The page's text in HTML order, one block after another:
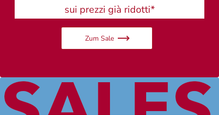
sui prezzi già ridotti*
Zum Sale